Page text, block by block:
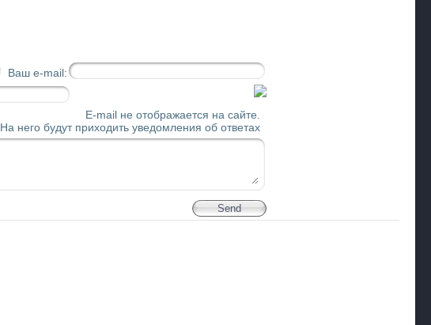
Ваш e-mail:
E-mail не отображается на сайте.
На него будут приходить уведомления об ответах